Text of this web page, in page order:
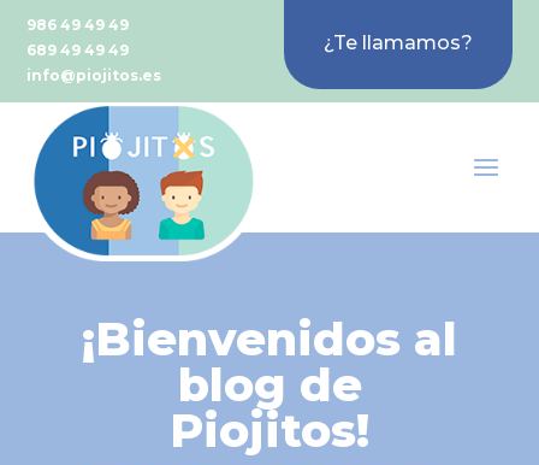
986 49 49 49
689 49 49 49
info@piojitos.es
¿Te llamamos?
¡Bienvenidos al
blog de
Piojitos!